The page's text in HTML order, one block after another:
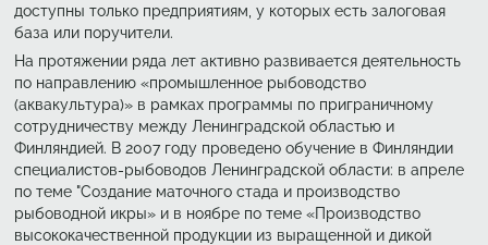
доступны только предприятиям, у которых есть залоговая
база или поручители.
На протяжении ряда лет активно развивается деятельность
по направлению «промышленное рыбоводство
(аквакультура)» в рамках программы по приграничному
сотрудничеству между Ленинградской областью и
Финляндией. В 2007 году проведено обучение в Финляндии
специалистов-рыбоводов Ленинградской области: в апреле
по теме "Создание маточного стада и производство
рыбоводной икры» и в ноябре по теме «Производство
высококачественной продукции из выращенной и дикой